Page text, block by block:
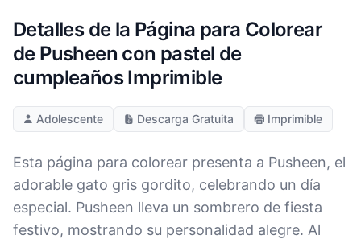
Detalles de la Página para Colorear
de Pusheen con pastel de
cumpleaños Imprimible
Adolescente Descarga Gratuita Imprimible
Esta página para colorear presenta a Pusheen, el
adorable gato gris gordito, celebrando un día
especial. Pusheen lleva un sombrero de fiesta
festivo, mostrando su personalidad alegre. Al